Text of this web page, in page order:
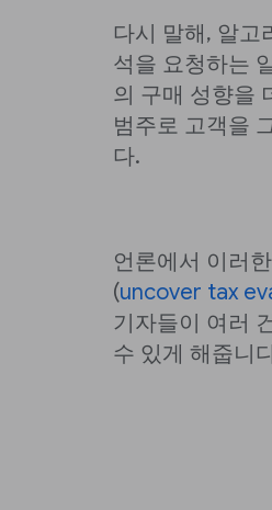
다시 말해, 알고
석을 요청하는
의 구매 성향을
범주로 고객을
다.
언론에서 이러
(uncover tax
기자들이 여러
수 있게 해줍니